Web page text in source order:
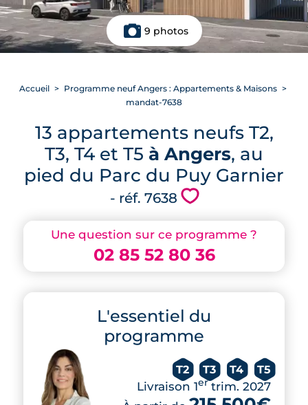
9 photos
Une question sur ce programme ?
02 85 52 80 36
L'essentiel du
programme
T2 T3 T4 T5
Livraison 1ertrim. 2027
Accueil
Programme neuf Angers : Appartements & Maisons
mandat-7638
13 appartements neufs T2,
T3, T4 et T5 à Angers, au
pied du Parc du Puy Garnier
- réf. 7638 💗